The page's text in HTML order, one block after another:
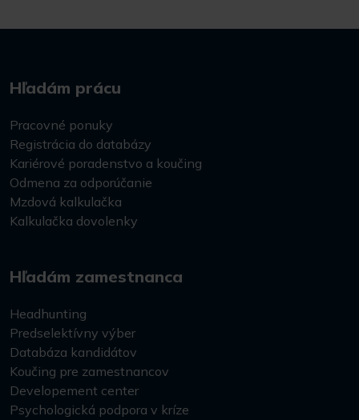
Hľadám prácu
Pracovné ponuky
Registrácia do databázy
Kariérové poradenstvo a koučing
Odmena za odporúčanie
Mzdová kalkulačka
Kalkulačka dovolenky
Hľadám zamestnanca
Headhunting
Predselektívny výber
Databáza kandidátov
Koučing pre zamestnancov
Developement center
Psychologická podpora v kríze